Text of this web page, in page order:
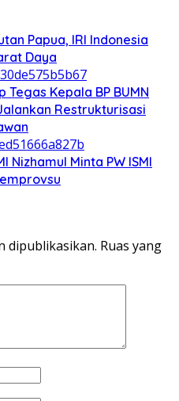
Papua, IRI Indonesia
Daya
Tegas Kepala BP BUMN
Restrukturisasi
Nizhamul Minta PW ISMI
dipublikasikan. Ruas yang